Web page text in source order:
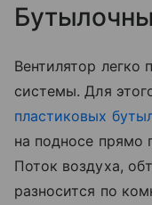
Вентилятор легко
системы. Для
пластиковых
на подносе
Поток воздуха,
разносится по